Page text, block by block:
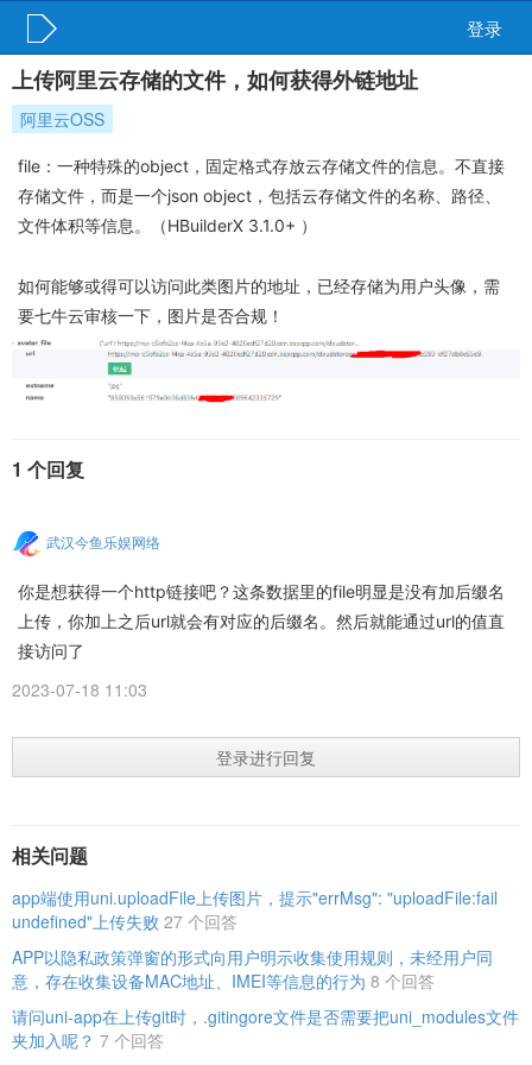
登录
上传阿里云存储的文件，如何获得外链地址
阿里云OSS
file：一种特殊的object，固定格式存放云存储文件的信息。不直接
存储文件，而是一个json object，包括云存储文件的名称、路径、
文件体积等信息。（HBuilderX 3.1.0+ ）
如何能够或得可以访问此类图片的地址，已经存储为用户头像，需
要七牛云审核一下，图片是否合规！
1 个回复
武汉今鱼乐娱网络
你是想获得一个http链接吧？这条数据里的file明显是没有加后缀名
上传，你加上之后url就会有对应的后缀名。然后就能通过url的值直
接访问了
2023-07-18 11:03
登录进行回复
相关问题
app端使用uni.uploadFile上传图片，提示"errMsg": "uploadFile:fail
undefined"上传失败 27 个回答
APP以隐私政策弹窗的形式向用户明示收集使用规则，未经用户同
意，存在收集设备MAC地址、IMEI等信息的行为 8 个回答
请问uni-app在上传git时，.gitingore文件是否需要把uni_modules文件
夹加入呢？ 7 个回答